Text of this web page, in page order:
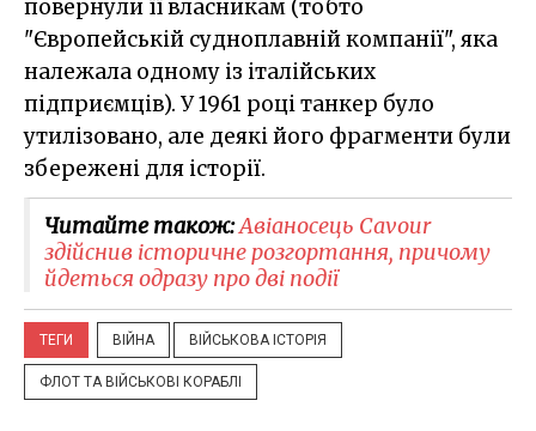
повернули її власникам (тобто
"Європейській судноплавній компанії", яка
належала одному із італійських
підприємців). У 1961 році танкер було
утилізовано, але деякі його фрагменти були
збережені для історії.
Читайте також:Авіаносець Cavour
здійснив історичне розгортання, причому
йдеться одразу про дві події
ТЕГИ ВІЙНА ВІЙСЬКОВА ІСТОРІЯ
ФЛОТ ТА ВІЙСЬКОВІ КОРАБЛІ